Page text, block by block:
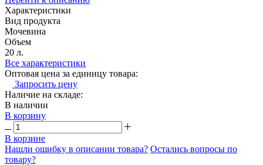
Характеристики
Вид продукта
Мочевина
Объем
20 л.
Все характеристики
Оптовая цена за единицу товара:
Запросить цену
Наличие на складе:
В наличии
В корзину
В корзине
Нашли ошибку в описании товара? Остались вопросы по
товару?